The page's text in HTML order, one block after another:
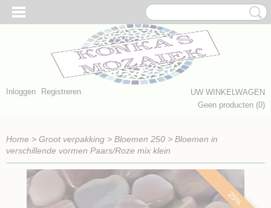
Inloggen Registreren
UW WINKELWAGEN
Geen producten (0)
Home > Groot verpakking > Bloemen 250 > Bloemen in
verschillende vormen Paars/Roze mix klein
25%